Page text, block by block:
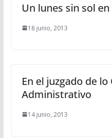
Un lunes sin sol
18 junio, 2013
En el juzgado de
Administrativo
14 junio, 2013